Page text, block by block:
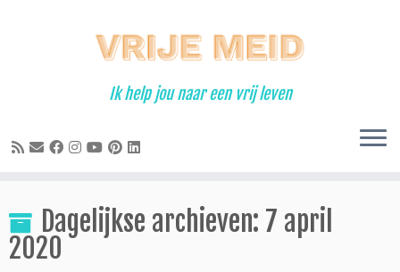
Ik help jou naar een vrij leven
Dagelijkse archieven: 7 april
2020